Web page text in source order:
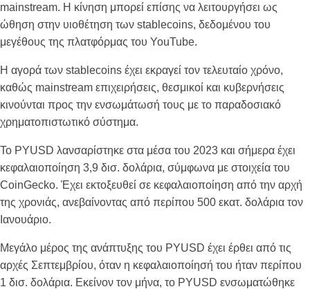
mainstream. Η κίνηση μπορεί επίσης να λειτουργήσει ως
ώθηση στην υιοθέτηση των stablecoins, δεδομένου του
μεγέθους της πλατφόρμας του YouTube.
Η αγορά των stablecoins έχει εκραγεί τον τελευταίο χρόνο,
καθώς mainstream επιχειρήσεις, θεσμικοί και κυβερνήσεις
κινούνται προς την ενσωμάτωσή τους με το παραδοσιακό
χρηματοπιστωτικό σύστημα.
Το PYUSD λανσαρίστηκε στα μέσα του 2023 και σήμερα έχει
κεφαλαιοποίηση 3,9 δισ. δολάρια, σύμφωνα με στοιχεία του
CoinGecko. Έχει εκτοξευθεί σε κεφαλαιοποίηση από την αρχή
της χρονιάς, ανεβαίνοντας από περίπου 500 εκατ. δολάρια τον
Ιανουάριο.
Μεγάλο μέρος της ανάπτυξης του PYUSD έχει έρθει από τις
αρχές Σεπτεμβρίου, όταν η κεφαλαιοποίησή του ήταν περίπου
1 δισ. δολάρια. Εκείνον τον μήνα, το PYUSD ενσωματώθηκε